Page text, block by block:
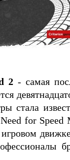
2 - самая
стала
for